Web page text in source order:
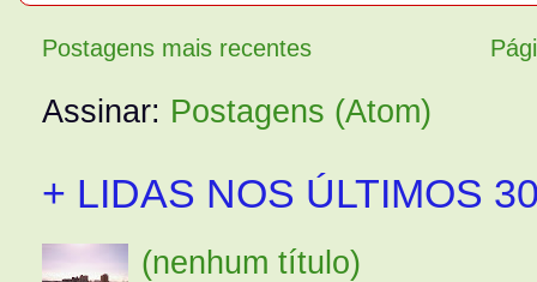
Postagens mais recentes
Assinar: Postagens (Atom)
+ LIDAS NOS ÚLTIMOS
(nenhum título)